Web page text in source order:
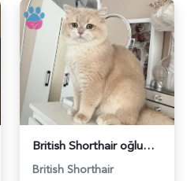
British Shorthair oğluma gelin arıyorum - 118982864
British Shorthair